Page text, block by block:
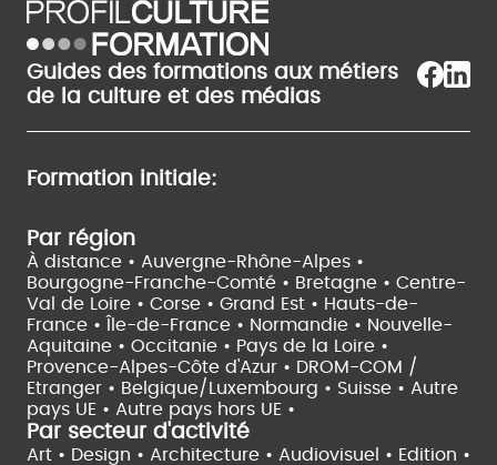
Guides des formations aux métiers
de la culture et des médias
Formation initiale:
Par région
À distance • Auvergne-Rhône-Alpes •
Bourgogne-Franche-Comté • Bretagne • Centre-
Val de Loire • Corse • Grand Est • Hauts-de-
France •
Île-de-France • Normandie • Nouvelle-
Aquitaine • Occitanie • Pays de la Loire •
Provence-Alpes-Côte d'Azur • DROM-COM /
Etranger • Belgique/Luxembourg • Suisse • Autre
pays UE • Autre pays hors UE •
Par secteur d'activité
Art • Design • Architecture • Audiovisuel • Edition •